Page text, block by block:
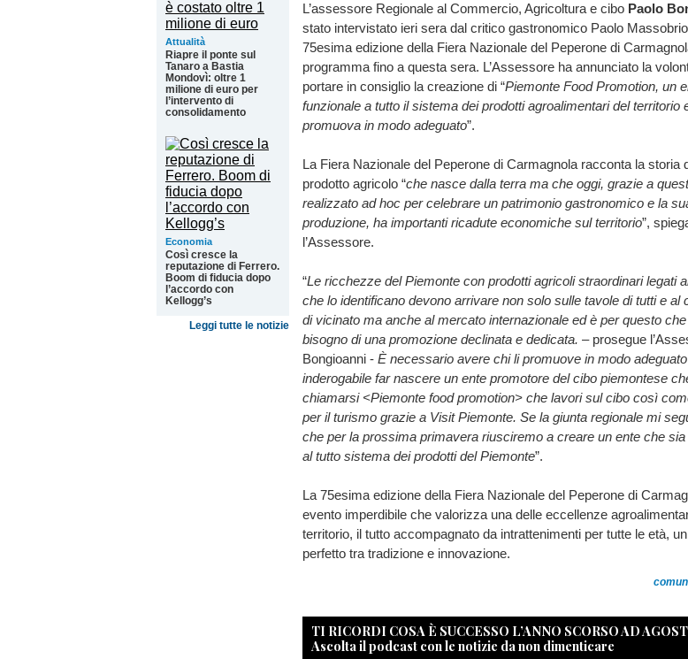
Attualità
Riapre il ponte sul
Tanaro a Bastia
Mondovì: oltre 1
milione di euro per
l’intervento di
consolidamento
Economia
Così cresce la
reputazione di Ferrero.
Boom di fiducia dopo
l’accordo con
Kellogg’s
Leggi tutte le notizie
L’assessore Regionale al Commercio, Agricoltura e cibo Paolo
stato intervistato ieri sera dal critico gastronomico Paolo
75esima edizione della Fiera Nazionale del Peperone di
programma fino a questa sera. L’Assessore ha annunciato la
portare in consiglio la creazione di “Piemonte Food Promotion, un
funzionale a tutto il sistema dei prodotti agroalimentari del territorio
promuova in modo adeguato”.
La Fiera Nazionale del Peperone di Carmagnola racconta la storia
prodotto agricolo “che nasce dalla terra ma che oggi, grazie a
realizzato ad hoc per celebrare un patrimonio gastronomico e la
produzione, ha importanti ricadute economiche sul territorio”,
l’Assessore.
“Le ricchezze del Piemonte con prodotti agricoli straordinari legati
che lo identificano devono arrivare non solo sulle tavole di tutti e al
di vicinato ma anche al mercato internazionale ed è per questo
bisogno di una promozione declinata e dedicata. – prosegue
Bongioanni - È necessario avere chi li promuove in modo
inderogabile far nascere un ente promotore del cibo piemontese
chiamarsi <Piemonte food promotion> che lavori sul cibo così
per il turismo grazie a Visit Piemonte. Se la giunta regionale mi
che per la prossima primavera riusciremo a creare un ente che
al tutto sistema dei prodotti del Piemonte”.
La 75esima edizione della Fiera Nazionale del Peperone di
evento imperdibile che valorizza una delle eccellenze
territorio, il tutto accompagnato da intrattenimenti per tutte le età,
perfetto tra tradizione e innovazione.
TI RICORDI COSA È SUCCESSO L’ANNO SCORSO AD
Ascolta il podcast con le notizie da non dimenticare